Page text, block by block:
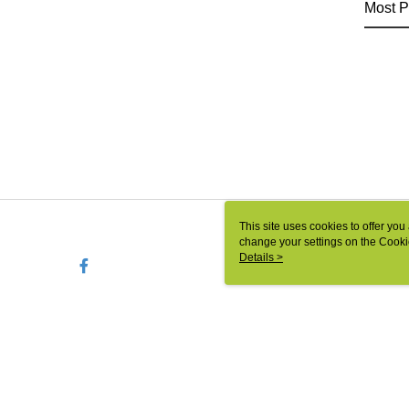
Most
This site uses cookies to offer
change your settings on the
use of cookies as described in our
Details >